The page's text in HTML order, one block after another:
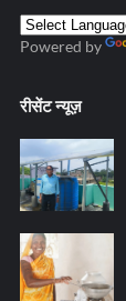
Powered by
रीसेंट न्यूज़